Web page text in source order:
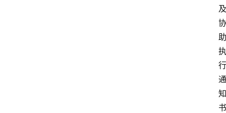
及
协
助
执
行
通
知
书